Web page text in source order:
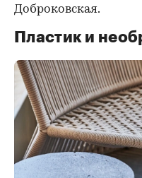
Доброковская.
Пластик и